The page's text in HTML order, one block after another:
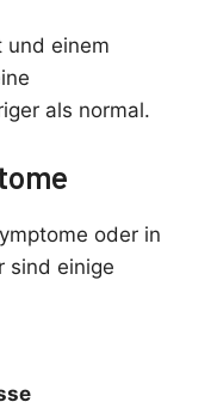
und einem
als normal.
oder in
sind einige